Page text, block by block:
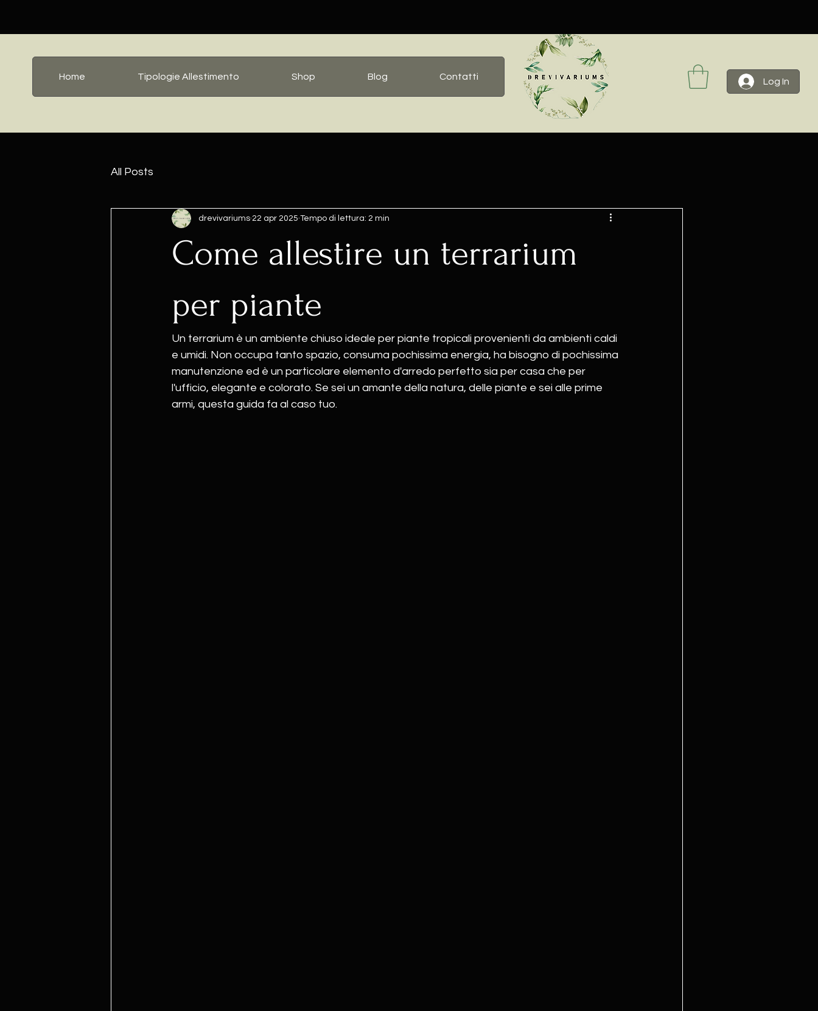
Home Tipologie Allestimento Shop Blog Contatti Log In
All Posts
Come allestire un terrarium
per piante
drevivariums 22 apr 2025 Tempo di lettura: 2 min
Un terrarium è un ambiente chiuso ideale per piante tropicali provenienti da ambienti caldi
e umidi. Non occupa tanto spazio, consuma pochissima energia, ha bisogno di pochissima
manutenzione ed è un particolare elemento d'arredo perfetto sia per casa che per
l'ufficio, elegante e colorato. Se sei un amante della natura, delle piante e sei alle prime
armi, questa guida fa al caso tuo.